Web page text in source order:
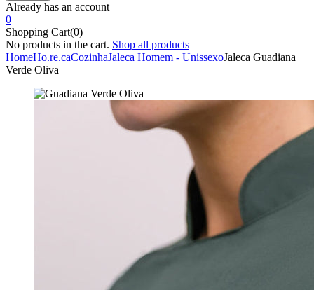
Already has an account
0
Shopping Cart(0)
No products in the cart. Shop all products
HomeHo.re.caCozinhaJaleca Homem - UnissexoJaleca Guadiana
Verde Oliva